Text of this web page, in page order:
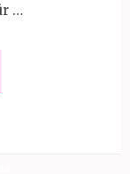
…